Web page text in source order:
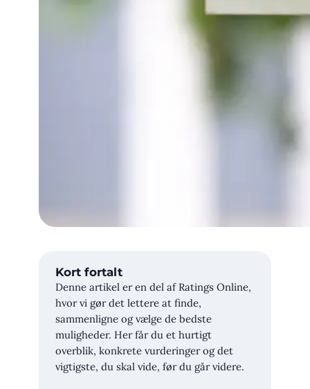
Kort fortalt
Denne artikel er en del af Ratings Online,
hvor vi gør det lettere at finde,
sammenligne og vælge de bedste
muligheder. Her får du et hurtigt
overblik, konkrete vurderinger og det
vigtigste, du skal vide, før du går videre.